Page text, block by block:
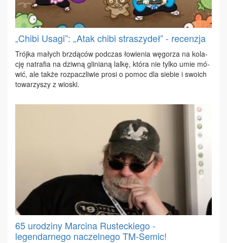
„Chibi Usagi”: „Atak chibi straszydeł” - recenzja
Trój­ka ma­łych brzdą­ców pod­czas ło­wie­nia wę­go­rza na ko­la­
cję na­tra­fia na dziw­ną gli­nia­ną lal­kę, któ­ra nie tyl­ko umie mó­
wić, ale tak­że roz­pacz­li­wie pro­si o po­moc dla sie­bie i swo­ich
to­wa­rzy­szy z wio­ski.
65 urodziny Marcina Rusteckiego -
legendarnego naczelnego TM-Semic!